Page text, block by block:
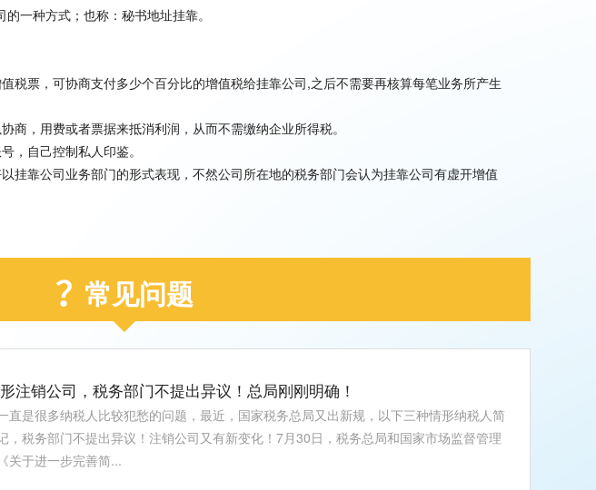
一种方式；也称：秘书地址挂靠。
税票，可协商支付多少个百分比的增值税给挂靠公司,之后不需要再核算每笔业务所产生
商，用费或者票据来抵消利润，从而不需缴纳企业所得税。
，自己控制私人印鉴。
挂靠公司业务部门的形式表现，不然公司所在地的税务部门会认为挂靠公司有虚开增值
常见问题
注销公司，税务部门不提出异议！总局刚刚明确！
直是很多纳税人比较犯愁的问题，最近，国家税务总局又出新规，以下三种情形纳税人简
，税务部门不提出异议！注销公司又有新变化！7月30日，税务总局和国家市场监督管理
关于进一步完善简...